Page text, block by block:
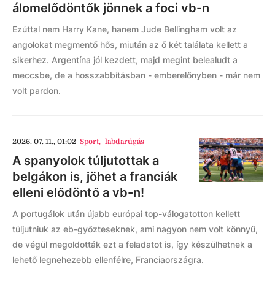
álomelődöntők jönnek a foci vb-n
Ezúttal nem Harry Kane, hanem Jude Bellingham volt az
angolokat megmentő hős, miután az ő két találata kellett a
sikerhez. Argentína jól kezdett, majd megint belealudt a
meccsbe, de a hosszabbításban - emberelőnyben - már nem
volt pardon.
2026. 07. 11., 01:02 Sport, labdarúgás
A spanyolok túljutottak a
belgákon is, jöhet a franciák
elleni elődöntő a vb-n!
A portugálok után újabb európai top-válogatotton kellett
túljutniuk az eb-győzteseknek, ami nagyon nem volt könnyű,
de végül megoldották ezt a feladatot is, így készülhetnek a
lehető legnehezebb ellenfélre, Franciaországra.